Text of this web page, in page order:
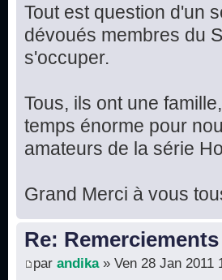
Tout est question d'un
dévoués membres du
s'occuper.
Tous, ils ont une
temps énorme pour
amateurs de la série
Grand Merci à vous
Re: Remerciements
par andika» Ven 28 Jan 2011